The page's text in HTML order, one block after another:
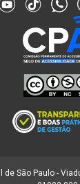
São Paulo -